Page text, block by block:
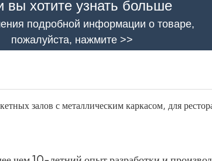
вы хотите узнать больше
подробной информации о товаре,
пожалуйста, нажмите >>